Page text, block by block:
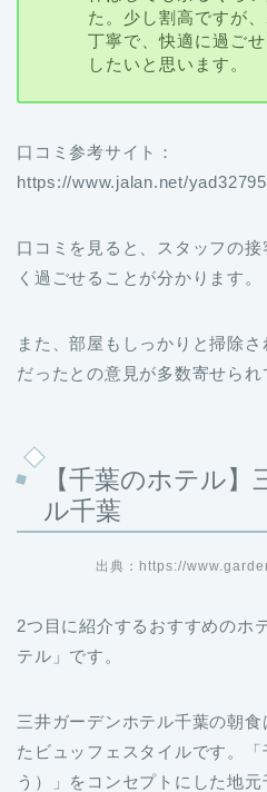
た。少し割高ですが
丁寧で、快適に過ご
したいと思います。
口コミ参考サイト：
https://www.jalan.net/
口コミを見ると、スタッフの
く過ごせることが分かります。
また、部屋もしっかりと掃除
だったとの意見が多数寄せられ
【千葉のホテル】
ル千葉
出典：https://
2つ目に紹介するおすすめのホ
テル」です。
三井ガーデンホテル千葉の朝
たビュッフェスタイルです。「
う）」をコンセプトにした地